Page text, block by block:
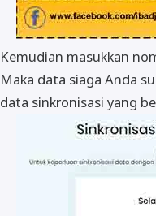
Kemudian masukkan
Maka data siaga Anda
data sinkronisasi yang